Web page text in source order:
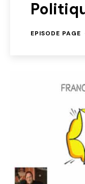
EPISODE PAGE